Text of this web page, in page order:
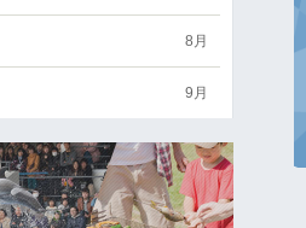
8月
9月